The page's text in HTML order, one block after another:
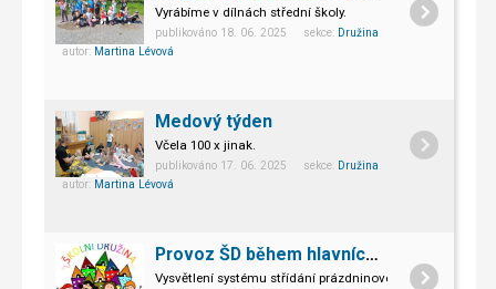
Vyrábíme v dílnách střední školy.
publikováno 18. 06. 2025 sekce: Družina
autor: Martina Lévová
Medový týden
Včela 100 x jinak.
publikováno 17. 06. 2025 sekce: Družina
autor: Martina Lévová
Provoz ŠD během hlavních prázdnin?
Vysvětlení systému střídání prázdninového provozu.